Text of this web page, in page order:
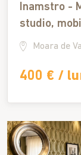
Inamstro -
studio,
Moara de
400 € /